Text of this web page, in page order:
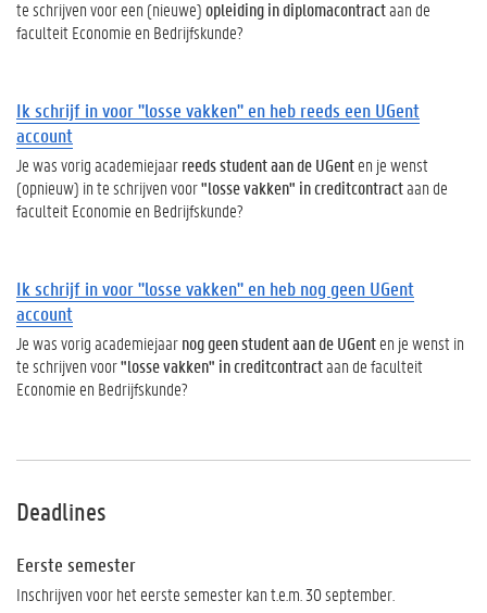
te schrijven voor een (nieuwe)opleiding in diplomacontractaan de
faculteit Economie en Bedrijfskunde?
Ik schrijf in voor "losse vakken" en heb reeds een UGent
account
Je was vorig academiejaarreeds student aan de UGenten je wenst
(opnieuw) in te schrijven voor"losse vakken" in creditcontractaan de
faculteit Economie en Bedrijfskunde?
Ik schrijf in voor "losse vakken" en heb nog geen UGent
account
Je was vorig academiejaarnog geen student aan de UGenten je wenst in
te schrijven voor"losse vakken" in creditcontractaan de faculteit
Economie en Bedrijfskunde?
Deadlines
Eerste semester
Inschrijven voor het eerste semester kan t.e.m. 30 september.